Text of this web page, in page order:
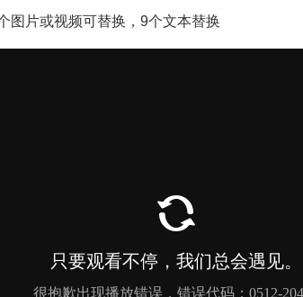
图片或视频可替换，9个文本替换